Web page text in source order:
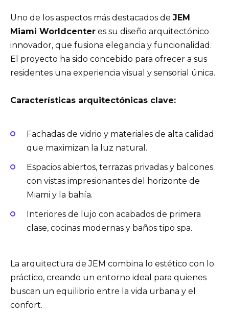
Uno de los aspectos más destacados de JEM
Miami Worldcenter es su diseño arquitectónico
innovador, que fusiona elegancia y funcionalidad.
El proyecto ha sido concebido para ofrecer a sus
residentes una experiencia visual y sensorial única.
Características arquitectónicas clave:
Fachadas de vidrio y materiales de alta calidad
que maximizan la luz natural.
Espacios abiertos, terrazas privadas y balcones
con vistas impresionantes del horizonte de
Miami y la bahía.
Interiores de lujo con acabados de primera
clase, cocinas modernas y baños tipo spa.
La arquitectura de JEM combina lo estético con lo
práctico, creando un entorno ideal para quienes
buscan un equilibrio entre la vida urbana y el
confort.